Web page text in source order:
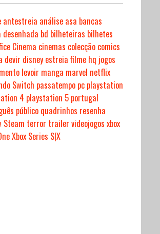
antestreia análise asa bancas
desenhada bd bilheteiras bilhetes
Cinema cinemas colecção comics
devir disney estreiafilme hq jogos
levoir manga marvel netflix
Switch passatempo pc playstation
4 playstation 5 portugal
público quadrinhos resenha
Steam terror trailer videojogos xbox
Xbox Series S|X